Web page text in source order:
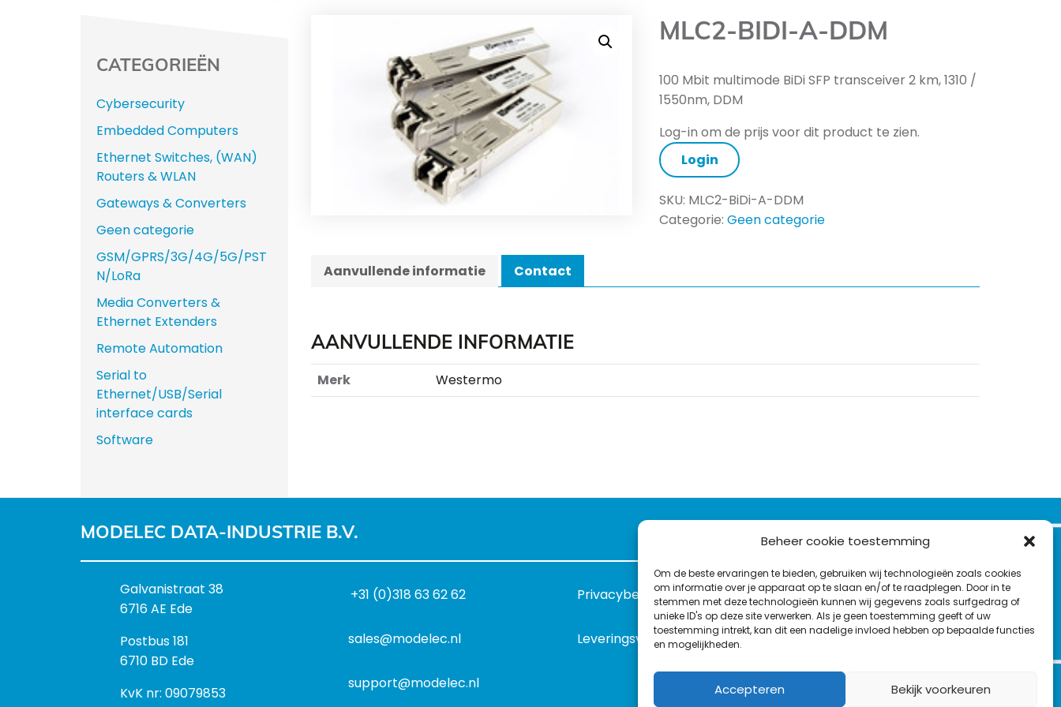
Beheer cookie toestemming
Om de beste ervaringen te bieden, gebruiken wij technologieën zoals cookies
om informatie over je apparaat op te slaan en/of te raadplegen. Door in te
stemmen met deze technologieën kunnen wij gegevens zoals surfgedrag of
unieke ID's op deze site verwerken. Als je geen toestemming geeft of uw
toestemming intrekt, kan dit een nadelige invloed hebben op bepaalde functies
en mogelijkheden.
Accepteren Bekijk voorkeuren
MLC2-BIDI-A-DDM
100 Mbit multimode BiDi SFP transceiver 2 km, 1310 /
1550nm, DDM
Log-in om de prijs voor dit product te zien.
Login
SKU: MLC2-BiDi-A-DDM
Categorie:Geen categorie
Aanvullende informatie Contact
AANVULLENDE INFORMATIE
Merk Westermo
CATEGORIEËN
Cybersecurity
Embedded Computers
Ethernet Switches, (WAN)
Routers & WLAN
Gateways & Converters
Geen categorie
GSM/GPRS/3G/4G/5G/PST
N/LoRa
Media Converters &
Ethernet Extenders
Remote Automation
Serial to
Ethernet/USB/Serial
interface cards
Software
MODELEC DATA-INDUSTRIE B.V.
B
e
o
e
k
Galvanistraat 38
6716 AE Ede
P
o
t
Postbus 181
6710 BD Ede
IKvK nr: 09079853
+31 (0)318 63 62 62
sales@modelec.nl
support@modelec.nl
Privacybeleid
Leveringsvoorwaarden
VOLG ONS OP:
L
i
n
e
T
w
F
a
c
o
Y
o
u
b
C
o
n
c